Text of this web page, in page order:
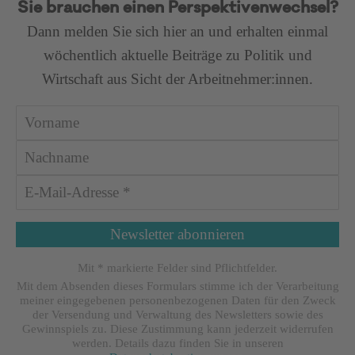
Sie brauchen einen Perspektivenwechsel?
Dann melden Sie sich hier an und erhalten einmal
wöchentlich aktuelle Beiträge zu Politik und
Wirtschaft aus Sicht der Arbeitnehmer:innen.
Mit * markierte Felder sind Pflichtfelder.
Mit dem Absenden dieses Formulars stimme ich der Verarbeitung
meiner eingegebenen personenbezogenen Daten für den Zweck
der Versendung und Verwaltung des Newsletters sowie des
Gewinnspiels zu. Diese Zustimmung kann jederzeit widerrufen
werden. Details dazu finden Sie in unseren